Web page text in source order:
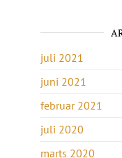
juli 2021
juni 2021
februar 2021
juli 2020
marts 2020